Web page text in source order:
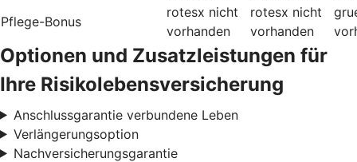
Pflege-Bonus
rotesx nicht
vorhanden
rotesx nicht
vorhanden
Optionen und Zusatzleistungen für
Ihre Risikolebensversicherung
Anschlussgarantie verbundene Leben
Verlängerungsoption
Nachversicherungsgarantie